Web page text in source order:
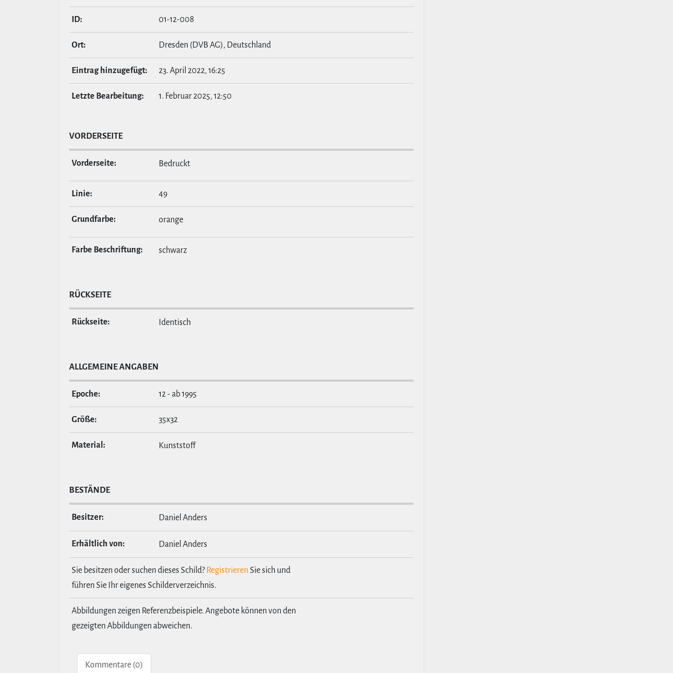
ID: 01-12-008
Ort: Dresden (DVB AG), Deutschland
Eintrag hin­zu­ge­fügt: 23. April 2022, 16:25
Letzte Bear­bei­tung: 1. Februar 2025, 12:50
VOR­DER­SEITE
Vor­der­seite: Bedruckt
Linie: 49
Grund­farbe: orange
Farbe Beschrif­tung: schwarz
RÜCKSEITE
Rückseite: Identisch
ALL­GE­MEINE ANGABEN
Epoche: 12 - ab 1995
Größe: 35x32
Material: Kunststoff
BESTÄNDE
Besitzer: Daniel Anders
Erhält­lich von: Daniel Anders
Sie besitzen oder suchen dieses Schild? Registrieren Sie sich und
führen Sie Ihr eigenes Schilderverzeichnis.
Abbildungen zeigen Referenzbeispiele. Angebote können von den
gezeigten Abbildungen abweichen.
Kom­men­tare (0)